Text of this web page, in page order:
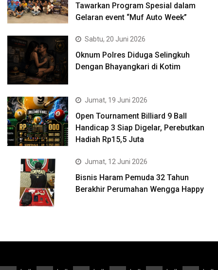
Tawarkan Program Spesial dalam
Gelaran event “Muf Auto Week”
Sabtu, 20 Juni 2026
Oknum Polres Diduga Selingkuh
Dengan Bhayangkari di Kotim
Jumat, 19 Juni 2026
Open Tournament Billiard 9 Ball
Handicap 3 Siap Digelar, Perebutkan
Hadiah Rp15,5 Juta
Jumat, 12 Juni 2026
Bisnis Haram Pemuda 32 Tahun
Berakhir Perumahan Wengga Happy